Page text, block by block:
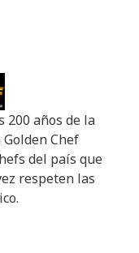
200 años de la
Chef
del país que
respeten las